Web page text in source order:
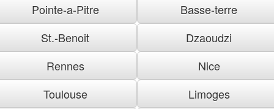
Pointe-a-Pitre
Basse-terre
St.-Benoit
Dzaoudzi
Rennes
Nice
Toulouse
Limoges